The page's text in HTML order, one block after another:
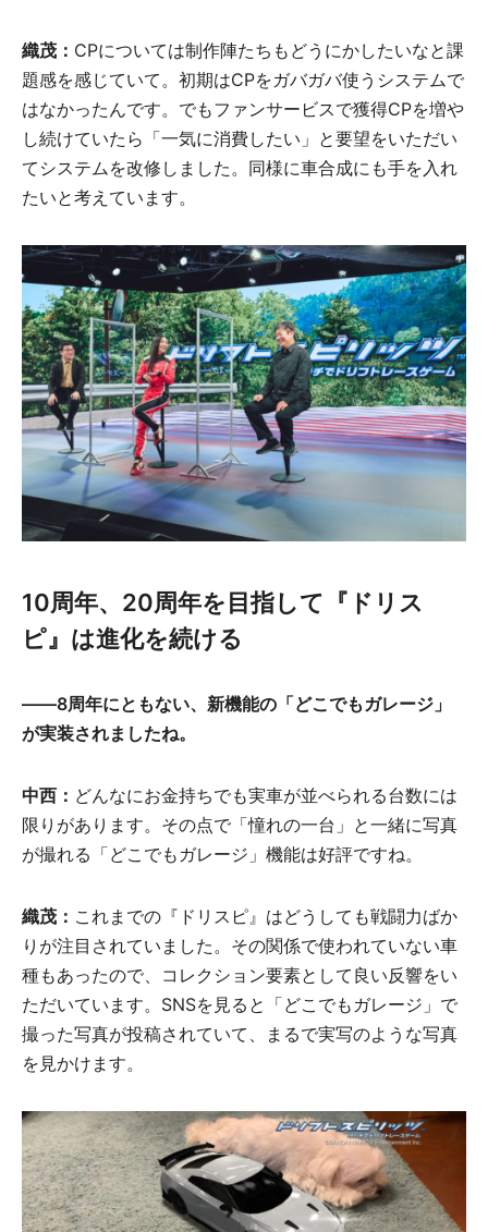
織茂： CPについては制作陣たちもどうにかしたいなと課
題感を感じていて。初期はCPをガバガバ使うシステムで
はなかったんです。でもファンサービスで獲得CPを増や
し続けていたら「一気に消費したい」と要望をいただい
てシステムを改修しました。同様に車合成にも手を入れ
たいと考えています。
10周年、20周年を目指して『ドリス
ピ』は進化を続ける
――8周年にともない、新機能の「どこでもガレージ」
が実装されましたね。
中西： どんなにお金持ちでも実車が並べられる台数には
限りがあります。その点で「憧れの一台」と一緒に写真
が撮れる「どこでもガレージ」機能は好評ですね。
織茂： これまでの『ドリスピ』はどうしても戦闘力ばか
りが注目されていました。その関係で使われていない車
種もあったので、コレクション要素として良い反響をい
ただいています。SNSを見ると「どこでもガレージ」で
撮った写真が投稿されていて、まるで実写のような写真
を見かけます。